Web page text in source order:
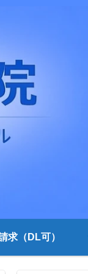
求（DL可）